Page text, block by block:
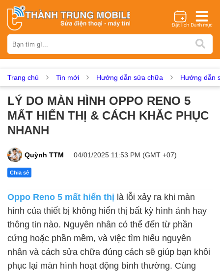
iPhone Samsung Oppo Xiaomi Realme Vivo
Nokia
Asus Sony Vertu LG Tecno
Dịch vụ sửa chữa
Thay màn hình Thay camera
Thay mic Thay rung Thay main Unlock - Mở Khoá
Màn hình Vsmart Màn hình Google Pixel
Thay pin
Pin iPhone Pin Samsumg Pin Oppo Pin Xiaomi
Pin Realme
Trang chủ Tin mới Hướng dẫn sửa chữa Hướng dẫn
LÝ DO MÀN HÌNH OPPO RENO 5
MẤT HIỂN THỊ & CÁCH KHẮC PHỤC
NHANH
Quỳnh TTM 04/01/2025 11:53 PM (GMT +07)
Chia sẻ
Oppo Reno 5 mất hiển thị là lỗi xảy ra khi màn
hình của thiết bị không hiển thị bất kỳ hình ảnh hay
thông tin nào. Nguyên nhân có thể đến từ phần
cứng hoặc phần mềm, và việc tìm hiểu nguyên
nhân và cách sửa chữa đúng cách sẽ giúp bạn khôi
phục lại màn hình hoạt động bình thường. Cùng